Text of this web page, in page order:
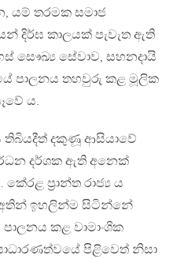
යම් තරමක සමාජ
දිර්ඝ කාලයක් පැවැත ඇති
සෞඛ්‍ය සේවාව, සහනදායි
පාලනය තහවුරු කළ මූලික
ය.
තිබියදීත් දකුණූ ආසියාවේ
දර්ශක ඇති අනෙක්
ප්‍රාන්ත රාජ්‍ය ය
අතින් ඉහලින්ම සිටින්නේ
පාලනය කළ වාමාංශික
පිළිවෙත් නිසා